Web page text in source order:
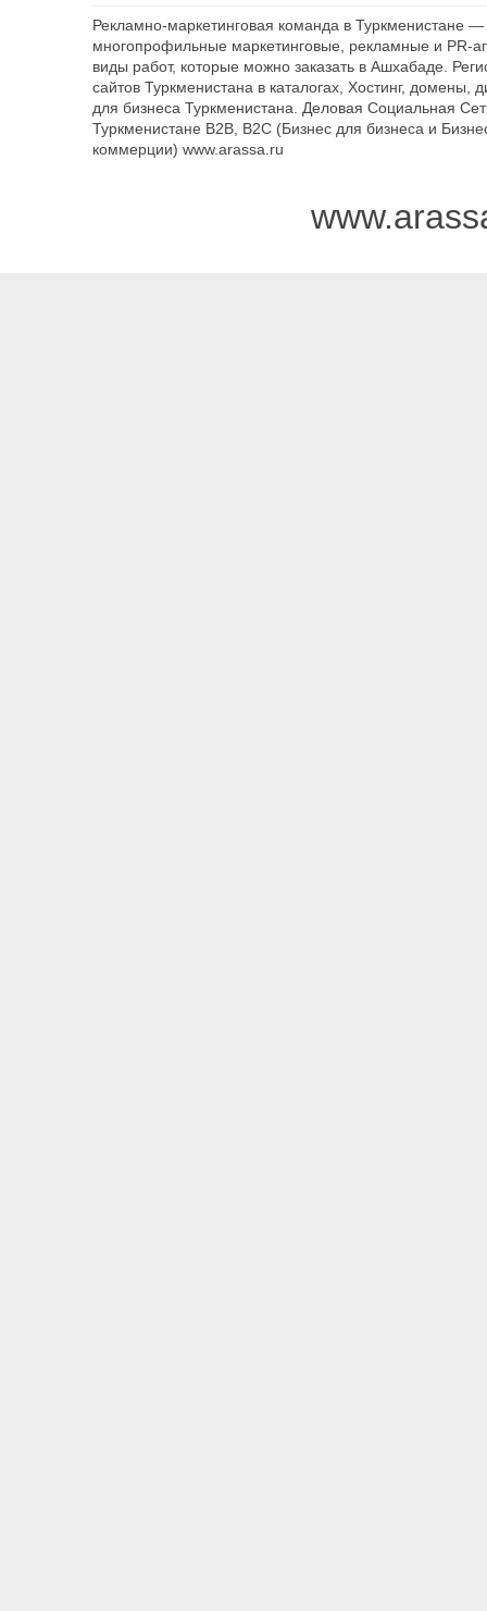
Рекламно-маркетинговая команда в Туркменистане —
многопрофильные маркетинговые, рекламные и PR-
виды работ, которые можно заказать в Ашхабаде.
сайтов Туркменистана в каталогах, Хостинг, домены,
для бизнеса Туркменистана. Деловая Социальная
Туркменистане B2B, B2C (Бизнес для бизнеса и
коммерции) www.arassa.ru